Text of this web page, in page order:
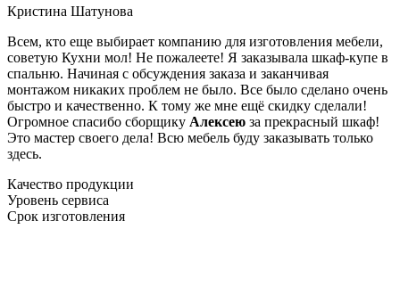
Кристина Шатунова
Всем, кто еще выбирает компанию для изготовления мебели,
советую Кухни мол! Не пожалеете! Я заказывала шкаф-купе в
спальню. Начиная с обсуждения заказа и заканчивая
монтажом никаких проблем не было. Все было сделано очень
быстро и качественно. К тому же мне ещё скидку сделали!
Огромное спасибо сборщику Алексею за прекрасный шкаф!
Это мастер своего дела! Всю мебель буду заказывать только
здесь.
Качество продукции
Уровень сервиса
Срок изготовления